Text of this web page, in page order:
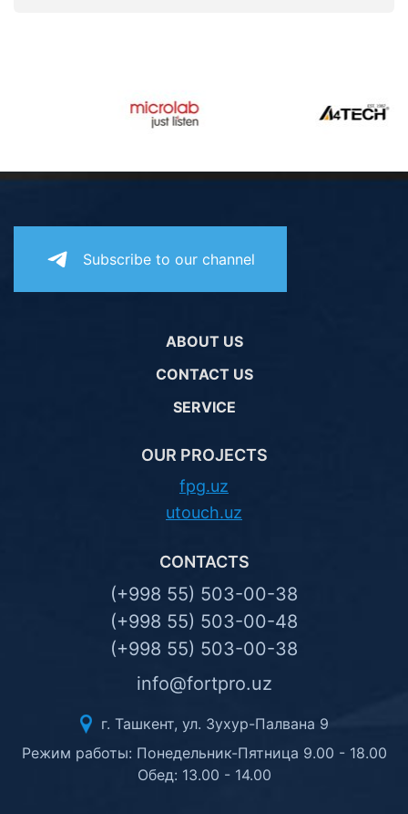
Subscribe to our channel
ABOUT US
CONTACT US
SERVICE
OUR PROJECTS
fpg.uz
utouch.uz
CONTACTS
(+998 55) 503-00-38
(+998 55) 503-00-48
(+998 55) 503-00-38
info@fortpro.uz
г. Ташкент, ул. Зухур-Палвана 9
Режим работы: Понедельник-Пятница 9.00 - 18.00
Обед: 13.00 - 14.00